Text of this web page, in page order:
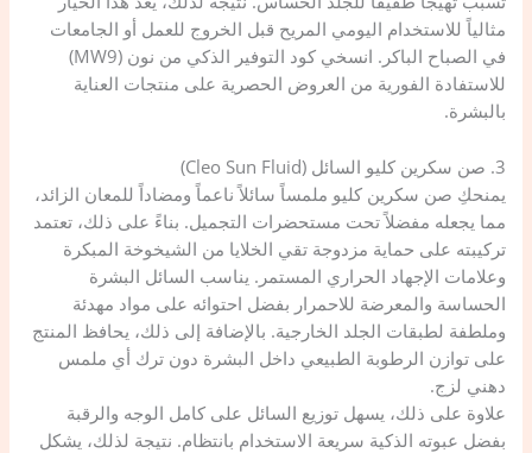
مثالياً للاستخدام اليومي المريح قبل الخروج للعمل أو الجامعات
في الصباح الباكر. انسخي كود التوفير الذكي من نون (MW9)
للاستفادة الفورية من العروض الحصرية على منتجات العناية
بالبشرة.
​3. صن سكرين كليو السائل (Cleo Sun Fluid)
يمنحكِ صن سكرين كليو ملمساً سائلاً ناعماً ومضاداً للمعان الزائد،
مما يجعله مفضلاً تحت مستحضرات التجميل. بناءً على ذلك، تعتمد
تركيبته على حماية مزدوجة تقي الخلايا من الشيخوخة المبكرة
وعلامات الإجهاد الحراري المستمر. يناسب السائل البشرة
الحساسة والمعرضة للاحمرار بفضل احتوائه على مواد مهدئة
وملطفة لطبقات الجلد الخارجية. بالإضافة إلى ذلك، يحافظ المنتج
على توازن الرطوبة الطبيعي داخل البشرة دون ترك أي ملمس
دهني لزج.
​علاوة على ذلك، يسهل توزيع السائل على كامل الوجه والرقبة
بفضل عبوته الذكية سريعة الاستخدام بانتظام. نتيجة لذلك، يشكل